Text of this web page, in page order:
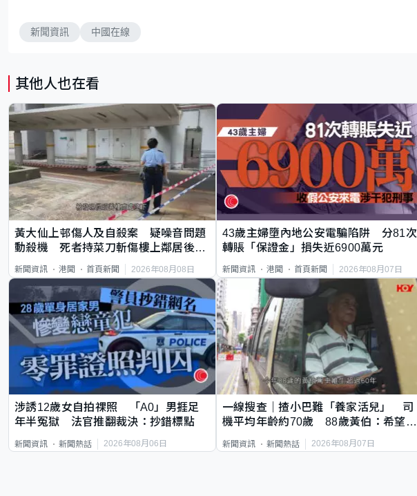
新聞資訊 中國在線
其他人也在看
黃大仙上邨傷人及自殺案 疑噪音問題
動殺機 死者持菜刀斬傷樓上鄰居後墮
新聞資訊 港聞 首頁新聞 2026年08月08日
43歲主婦墮內地公安電騙陷阱 分81次
轉賬「保證金」損失近6900萬元
新聞資訊 港聞 首頁新聞 2026年08月07日
涉誘12歲女自拍祼照 「A0」男捱足
年半冤獄 法官推翻裁決：抄錯標點
新聞資訊 新聞熱話 2026年08月06日
一線搜查｜揸小巴難「養家活兒」 司
機平均年齡約70歲 88歲黃伯：希望一
新聞資訊 新聞熱話 2026年08月07日